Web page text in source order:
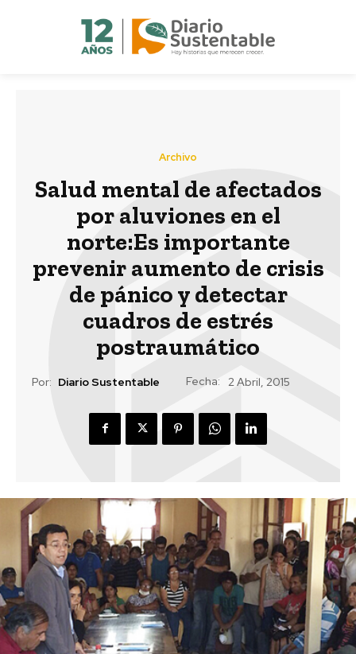
Archivo
Salud mental de afectados
por aluviones en el
norte:Es importante
prevenir aumento de crisis
de pánico y detectar
cuadros de estrés
postraumático
Por: Diario Sustentable Fecha: 2 Abril, 2015